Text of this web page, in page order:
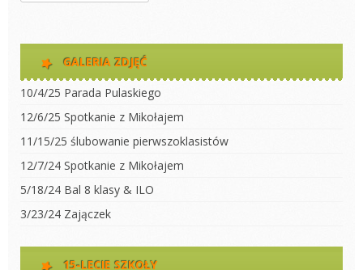
GALERIA ZDJĘĆ
10/4/25 Parada Pulaskiego
12/6/25 Spotkanie z Mikołajem
11/15/25 ślubowanie pierwszoklasistów
12/7/24 Spotkanie z Mikołajem
5/18/24 Bal 8 klasy & ILO
3/23/24 Zajączek
15-LECIE SZKOŁY